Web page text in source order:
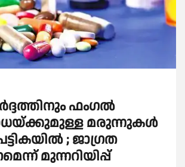
ഫംഗല്‍
മരുന്നുകള്‍
; ജാഗ്രത
മുന്നറിയിപ്പ്